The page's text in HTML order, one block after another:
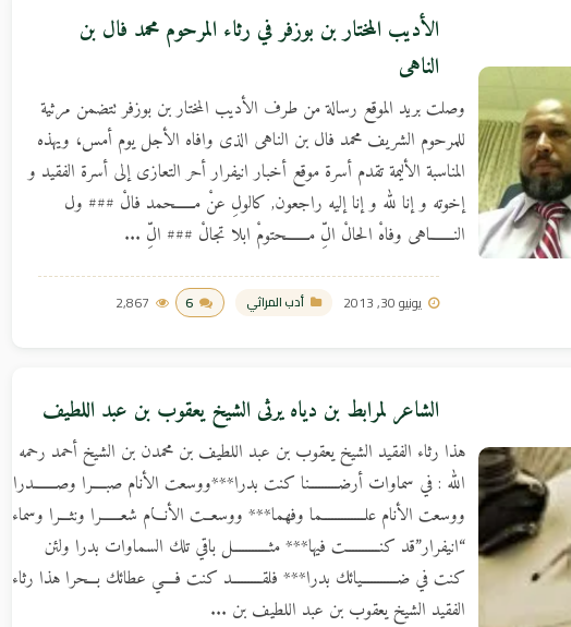
الأديب المختار بن بوزفر في رثاء المرحوم محمد فال بن
الناهى
يونيو 30, 2013 أدب المراثي 6
2,867
وصلت بريد الموقع رسالة من طرف الأديب المختار بن بوزفر تتضمن مرثية
للمرحوم الشريف محمد فال بن الناهى الذى وافاه الأجل يوم أمس، ويهذه
المناسبة الأليمة تقدم أسرة موقع أخبار انيفرار أحر التعازى إلى أسرة الفقيد و
إخوته و إنا لله و إنا إليه راجعون, كالولِ عنْ مــــــحمد فالْ ### ول
النـــــــاهى وفاهْ الحالْ الِّ مـــــــحتومْ ابلا تجالْ ### الِّ ...
الشاعر لمرابط بن دياه يرثى الشيخ يعقوب بن عبد اللطيف
هذا رثاء الفقيد الشيخ يعقوب بن عبد اللطيف بن محمدن بن الشيخ أحمد رحمه
الله : في سماوات أرضـــــــــنا كنت بدرا***ووسعت الأنام صبــــرا وصـــــــدرا
ووسعت الأنام علـــــــــــــما وفهما*** ووسعــت الأنـــام شعــــــرا ونثـــرا وسماء
“انيفرار”قد كنــــــــــت فيها*** مثـــــــــــل باقي تلك السماوات بدرا ولئن
كنت في ضـــــــــــيائك بدرا*** فلقـــــــــد كنت فــــي عطائك بـــحرا هذا رثاء
الفقيد الشيخ يعقوب بن عبد اللطيف بن ...